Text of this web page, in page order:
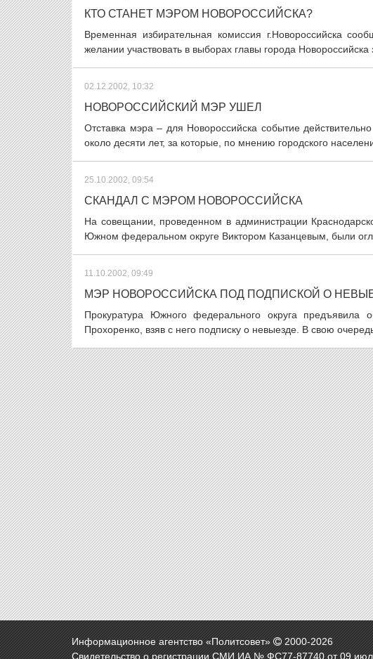
КТО СТАНЕТ МЭРОМ НОВОРОССИЙСКА?
Временная избирательная комиссия г.Новороссийска
желании участвовать в выборах главы города Новороссийска
02.12.2002, 10:32
НОВОРОССИЙСКИЙ МЭР УШЕЛ
Отставка мэра – для Новороссийска событие
около десяти лет, за которые, по мнению городского
25.10.2002, 09:54
СКАНДАЛ С МЭРОМ НОВОРОССИЙСКА
На совещании, проведенном в администрации
Южном федеральном округе Виктором Казанцевым, были
11.10.2002, 09:49
МЭР НОВОРОССИЙСКА ПОД ПОДПИСКОЙ О
Прокуратура Южного федерального округа предъявила
Прохоренко, взяв с него подписку о невыезде. В свою
Информационное агентство «Политсовет» 2000-2026
Свидетельство о регистрации СМИ ИА № ФС77-87740 от 09